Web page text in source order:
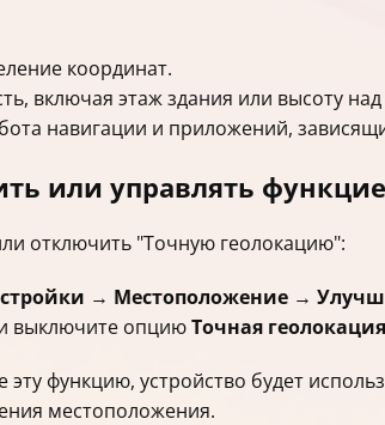
координат.
включая этаж здания или высоту
навигации и приложений,
или управлять
отключить "Точную геолокацию":
→ Местоположение →
выключите опциюТочная геолокация
эту функцию, устройство будет
местоположения.